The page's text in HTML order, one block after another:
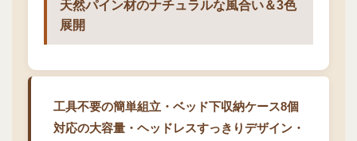
天然パイン材のナチュラルな風合い＆3色
展開
工具不要の簡単組立・ベッド下収納ケース8個
対応の大容量・ヘッドレスすっきりデザイン・